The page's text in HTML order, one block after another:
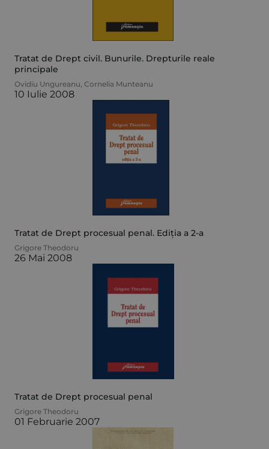
Tratat de Drept civil. Bunurile. Drepturile reale
principale
Ovidiu Ungureanu, Cornelia Munteanu
10 Iulie 2008
Tratat de Drept procesual penal. Ediția a 2-a
Grigore Theodoru
26 Mai 2008
Tratat de Drept procesual penal
Grigore Theodoru
01 Februarie 2007